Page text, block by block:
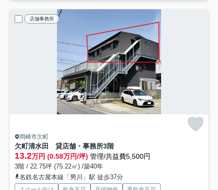
店舗事務所
岡崎市欠町
欠町清水田 貸店舗・事務所3階
13.2万円 (0.58万円/坪) 管理/共益費5,500円
3階 / 22.75坪 (75.22㎡) /築40年
名鉄名古屋本線「男川」駅 徒歩37分